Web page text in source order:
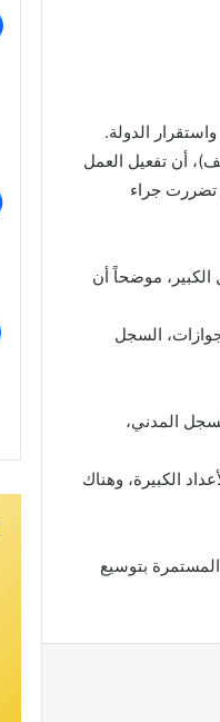
الدولة.
أن تفعيل العمل
تضررت جراء
موضحاً أن
تشمل: الجوازات، السجل
المدني،
الكبيرة، وهناك
بتوسيع